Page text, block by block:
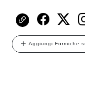
Aggiungi Formiche